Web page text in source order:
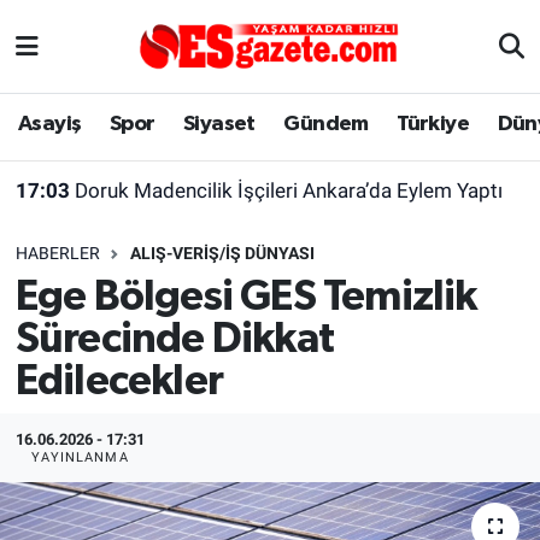
Asayiş Spor Siyaset Gündem Türkiye
17:03 Doruk Madencilik İşçileri Ankara’da Eylem Yaptı
HABERLER ALIŞ-VERIŞ/İŞ DÜNYASI
Ege Bölgesi GES Temizlik
Sürecinde Dikkat
Edilecekler
16.06.2026 - 17:31
YAYINLANMA
Asayiş
Gündem
Türkiye
Dünya
Sağlık
Alış-Veriş/İş dünyası
Yaşam
Eskişehirspor Arşivi
Eskişehir Arşivi
Röportaj
Ekonomi
Kültür Sanat
Eskişehir Nöbetçi Eczaneler
Süper Lig Puan Durumu ve Fikstür
Tüm Manşetler
Son Dakika Haberleri
Haber Arşivi